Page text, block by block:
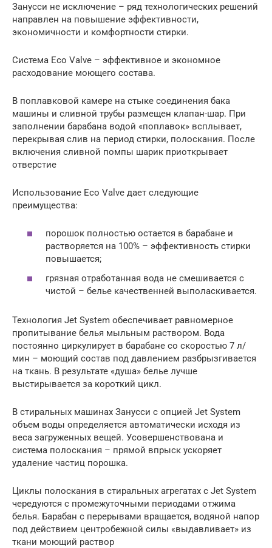
Занусси не исключение – ряд технологических решений
направлен на повышение эффективности,
экономичности и комфортности стирки.
Система Eco Valve – эффективное и экономное
расходование моющего состава.
В поплавковой камере на стыке соединения бака
машины и сливной трубы размещен клапан-шар. При
заполнении барабана водой «поплавок» всплывает,
перекрывая слив на период стирки, полоскания. После
включения сливной помпы шарик приоткрывает
отверстие
Использование Eco Valve дает следующие
преимущества:
порошок полностью остается в барабане и
растворяется на 100% – эффективность стирки
повышается;
грязная отработанная вода не смешивается с
чистой – белье качественней выполаскивается.
Технология Jet System обеспечивает равномерное
пропитывание белья мыльным раствором. Вода
постоянно циркулирует в барабане со скоростью 7 л/
мин – моющий состав под давлением разбрызгивается
на ткань. В результате «душа» белье лучше
выстирывается за короткий цикл.
В стиральных машинах Занусси с опцией Jet System
объем воды определяется автоматически исходя из
веса загруженных вещей. Усовершенствована и
система полоскания – прямой впрыск ускоряет
удаление частиц порошка.
Циклы полоскания в стиральных агрегатах с Jet System
чередуются с промежуточными периодами отжима
белья. Барабан с перерывами вращается, водяной напор
под действием центробежной силы «выдавливает» из
ткани моющий раствор